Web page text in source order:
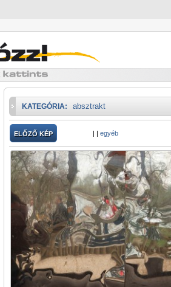
KATEGÓRIA: absztrakt
ELŐZŐ KÉP | | egyéb